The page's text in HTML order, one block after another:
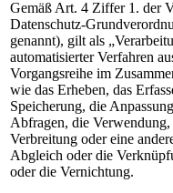
Gemäß Art. 4 Ziffer 1. der
Datenschutz-
genannt), gilt als
automatisierter Verfahren
Vorgangsreihe im
wie das Erheben, das
Speicherung, die
Abfragen, die
Verbreitung oder eine
Abgleich oder die
oder die Vernichtung.